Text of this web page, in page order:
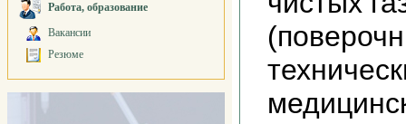
Работа, образование
Вакансии
Резюме